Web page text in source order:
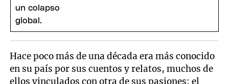
Hace poco más de una década era más conocido
en su país por sus cuentos y relatos, muchos de
ellos vinculados con otra de sus pasiones: el